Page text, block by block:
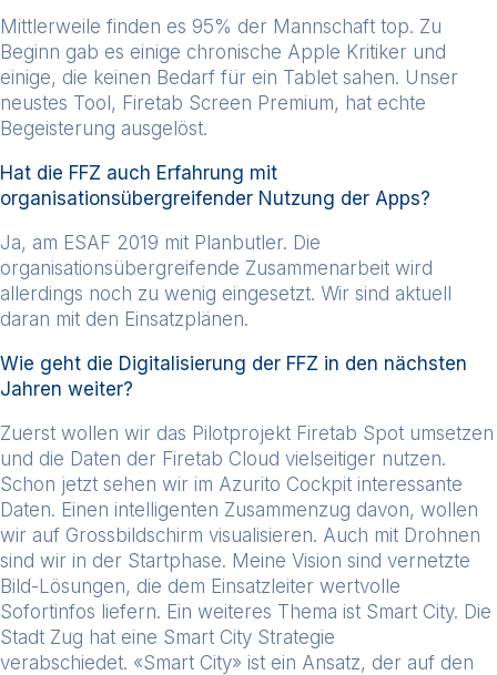
Mittlerweile finden es 95% der Mannschaft top. Zu
Beginn gab es einige chronische Apple Kritiker und
einige, die keinen Bedarf für ein Tablet sahen. Unser
neustes Tool, Firetab Screen Premium, hat echte
Begeisterung ausgelöst.
Hat die FFZ auch Erfahrung mit
organisationsübergreifender Nutzung der Apps?
Ja, am ESAF 2019 mit Planbutler. Die
organisationsübergreifende Zusammenarbeit wird
allerdings noch zu wenig eingesetzt. Wir sind aktuell
daran mit den Einsatzplänen.
Wie geht die Digitalisierung der FFZ in den nächsten
Jahren weiter?
Zuerst wollen wir das Pilotprojekt Firetab Spot umsetzen
und die Daten der Firetab Cloud vielseitiger nutzen.
Schon jetzt sehen wir im Azurito Cockpit interessante
Daten. Einen intelligenten Zusammenzug davon, wollen
wir auf Grossbildschirm visualisieren. Auch mit Drohnen
sind wir in der Startphase. Meine Vision sind vernetzte
Bild-Lösungen, die dem Einsatzleiter wertvolle
Sofortinfos liefern. Ein weiteres Thema ist Smart City. Die
Stadt Zug hat eine Smart City Strategie
verabschiedet. «Smart City» ist ein Ansatz, der auf den